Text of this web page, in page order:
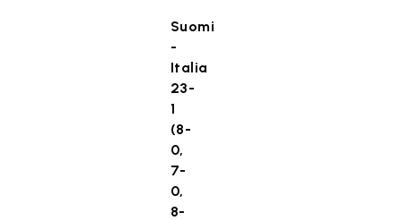
Suomi
-
Italia
23-
1
(8-
0,
7-
0,
8-